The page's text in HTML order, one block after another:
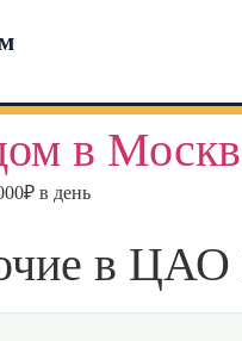
в
в день
в ЦАО